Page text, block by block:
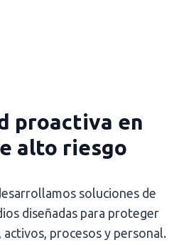
proactiva en
alto riesgo
soluciones de
diseñadas para proteger
activos, procesos y personal.